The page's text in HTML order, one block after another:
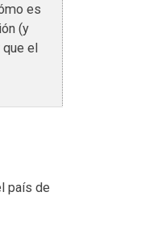
es
(y
el
país de